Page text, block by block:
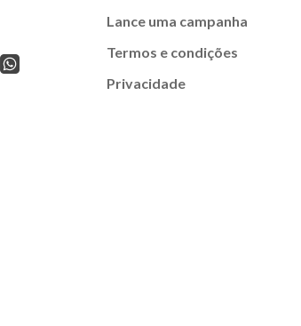
Lance uma campanha
Termos e condições
Privacidade